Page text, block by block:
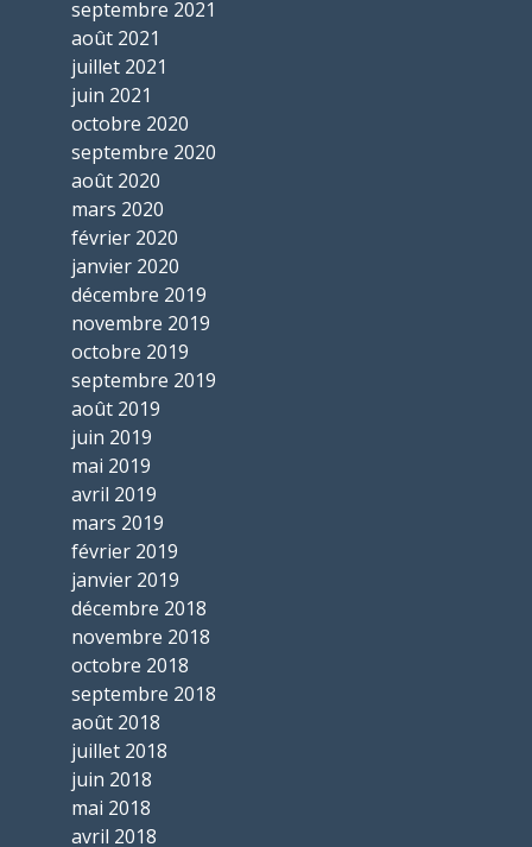
septembre 2021
août 2021
juillet 2021
juin 2021
octobre 2020
septembre 2020
août 2020
mars 2020
février 2020
janvier 2020
décembre 2019
novembre 2019
octobre 2019
septembre 2019
août 2019
juin 2019
mai 2019
avril 2019
mars 2019
février 2019
janvier 2019
décembre 2018
novembre 2018
octobre 2018
septembre 2018
août 2018
juillet 2018
juin 2018
mai 2018
avril 2018